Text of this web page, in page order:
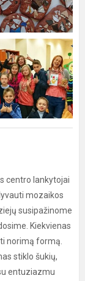
centro lankytojai
mozaikos
susipažinome
Kiekvienas
norimą formą.
stiklo šukių,
entuziazmu